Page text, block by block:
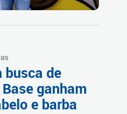
busca de
ganham
e barba